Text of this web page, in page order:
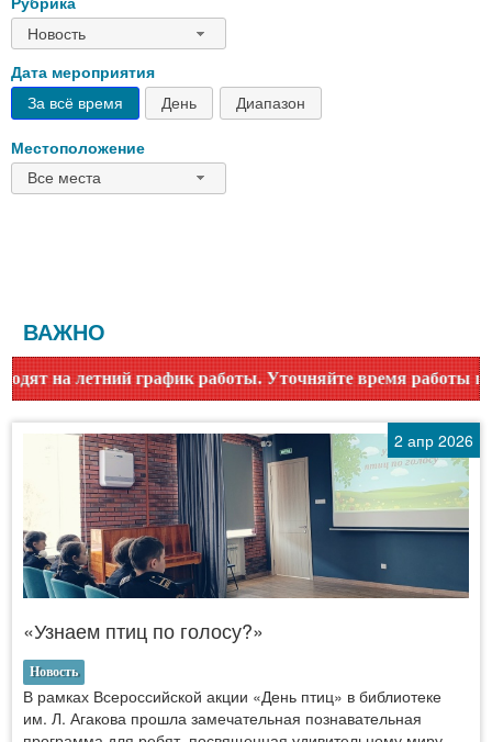
Новость
Дата мероприятия
За всё время
День Диапазон
Местоположение
Все места
ВАЖНО
работы. Уточняйте время работы по номеру телефона
2 апр 2026
«Узнаем птиц по голосу?»
Новость
В рамках Всероссийской акции «День птиц» в библиотеке
им. Л. Агакова прошла замечательная познавательная